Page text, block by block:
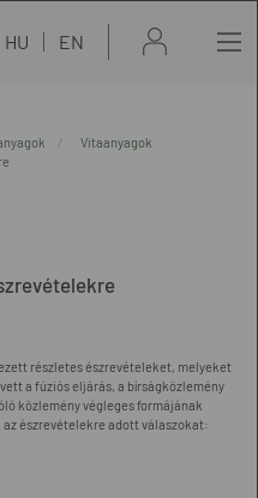
HU EN
Vitaanyagok
részletes észrevételeket, melyeket
a fúziós eljárás, a bírságközlemény
közlemény végleges formájának
észrevételekre adott válaszokat: